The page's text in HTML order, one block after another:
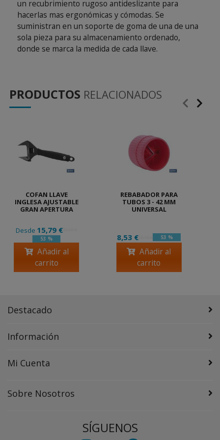
un recubrimiento rugoso antideslizante para
hacerlas mas ergonómicas y cómodas. Se
suministran en un soporte de goma de una de una
sola pieza para su almacenamiento ordenado,
donde se marca la medida de cada llave.
PRODUCTOS RELACIONADOS
COFAN LLAVE
INGLESA AJUSTABLE
GRAN APERTURA
Desde 15,79 €
53 %
Añadir al
carrito
REBABADOR PARA
TUBOS 3 - 42 MM
UNIVERSAL
8,53 € 53 %
Añadir al
carrito
Destacado
Información
Mi Cuenta
Sobre Nosotros
SÍGUENOS